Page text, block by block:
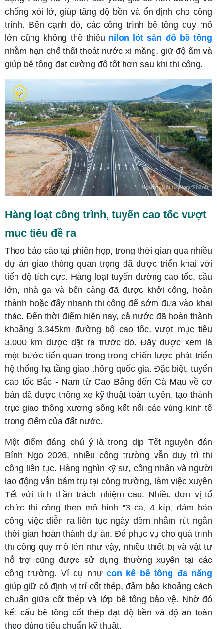
chống xói lở, giúp tăng độ bền và ổn định cho công
trình. Bên cạnh đó, các công trình bê tông quy mô
lớn cũng không thể thiếu nilon lót sàn đổ bê tông
nhằm hạn chế thất thoát nước xi măng, giữ độ ẩm và
giúp bê tông đạt cường độ tốt hơn sau khi thi công.
Hàng loạt công trình, tuyến cao tốc vượt
mục tiêu đề ra
Theo báo cáo tại phiên họp, trong thời gian qua nhiều
dự án giao thông quan trọng đã được triển khai với
tiến độ tích cực. Hàng loạt tuyến đường cao tốc, cầu
lớn, nhà ga và bến cảng đã được khởi công, hoàn
thành hoặc đẩy nhanh thi công để sớm đưa vào khai
thác. Đến thời điểm hiện nay, cả nước đã hoàn thành
khoảng 3.345km đường bộ cao tốc, vượt mục tiêu
3.000 km được đặt ra trước đó. Đây được xem là
một bước tiến quan trọng trong chiến lược phát triển
hệ thống hạ tầng giao thông quốc gia. Đặc biệt, tuyến
cao tốc Bắc - Nam từ Cao Bằng đến Cà Mau về cơ
bản đã được thông xe kỹ thuật toàn tuyến, tạo thành
trục giao thông xương sống kết nối các vùng kinh tế
trọng điểm của đất nước.
Một điểm đáng chú ý là trong dịp Tết nguyên đán
Bính Ngọ 2026, nhiều công trường vẫn duy trì thi
công liên tục. Hàng nghìn kỹ sư, công nhân và người
lao động vẫn bám trụ tại công trường, làm việc xuyên
Tết với tinh thần trách nhiệm cao. Nhiều đơn vị tổ
chức thi công theo mô hình "3 ca, 4 kíp, đảm bảo
công việc diễn ra liên tục ngày đêm nhằm rút ngắn
thời gian hoàn thành dự án. Để phục vụ cho quá trình
thi công quy mô lớn như vậy, nhiều thiết bị và vật tư
hỗ trợ cũng được sử dụng thường xuyên tại các
công trường. Ví dụ như con kê bê tông đa năng
giúp giữ cố định vị trí cốt thép, đảm bảo khoảng cách
chuẩn giữa cốt thép và lớp bê tông bảo vệ. Nhờ đó
kết cấu bê tông cốt thép đạt độ bền và độ an toàn
theo đúng tiêu chuẩn kỹ thuật.